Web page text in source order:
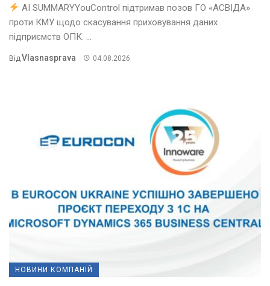
AI SUMMARYYouControl підтримав позов ГО «АСВІДА»
проти КМУ щодо скасування приховування даних
підприємств ОПК. ...
Від Vlasnasprava 04.08.2026
НОВИНИ КОМПАНІЙ